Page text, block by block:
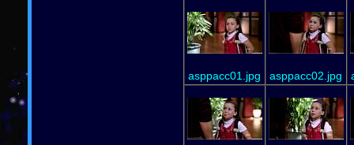
asppacc01.jpg asppacc02.jpg